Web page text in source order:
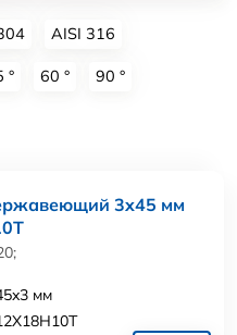
AISI 316
° 60 ° 90 °
3x45 мм
мм